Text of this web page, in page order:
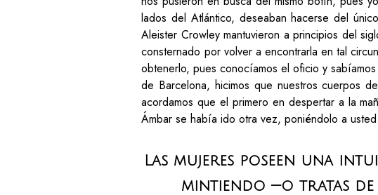
lados del Atlántico, deseaban hacerse del
Aleister Crowley mantuvieron a principios del
consternado por volver a encontrarla en tal
obtenerlo, pues conocíamos el oficio y
de Barcelona, hicimos que nuestros cuerpos
acordamos que el primero en despertar a la
Ámbar se había ido otra vez, poniéndolo a
Las mujeres poseen una
mintiendo —o tratas de